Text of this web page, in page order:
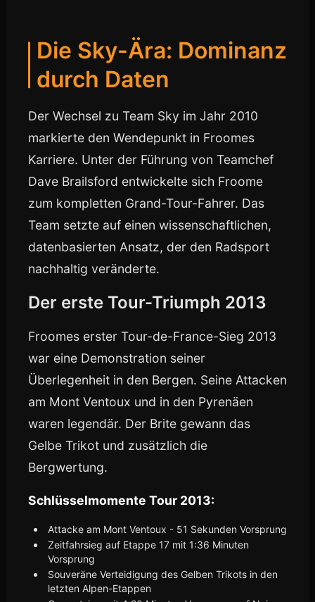
Die Sky-Ära: Dominanz
durch Daten
Der Wechsel zu Team Sky im Jahr 2010
markierte den Wendepunkt in Froomes
Karriere. Unter der Führung von Teamchef
Dave Brailsford entwickelte sich Froome
zum kompletten Grand-Tour-Fahrer. Das
Team setzte auf einen wissenschaftlichen,
datenbasierten Ansatz, der den Radsport
nachhaltig veränderte.
Der erste Tour-Triumph 2013
Froomes erster Tour-de-France-Sieg 2013
war eine Demonstration seiner
Überlegenheit in den Bergen. Seine Attacken
am Mont Ventoux und in den Pyrenäen
waren legendär. Der Brite gewann das
Gelbe Trikot und zusätzlich die
Bergwertung.
Schlüsselmomente Tour 2013:
Attacke am Mont Ventoux - 51 Sekunden Vorsprung
Zeitfahrsieg auf Etappe 17 mit 1:36 Minuten
Vorsprung
Souveräne Verteidigung des Gelben Trikots in den
letzten Alpen-Etappen